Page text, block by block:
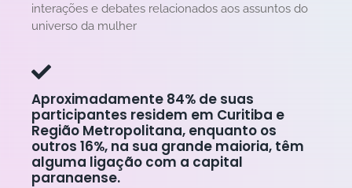
interações e debates relacionados aos assuntos do
universo da mulher
Aproximadamente 84% de suas
participantes residem em Curitiba e
Região Metropolitana, enquanto os
outros 16%, na sua grande maioria, têm
alguma ligação com a capital
paranaense.